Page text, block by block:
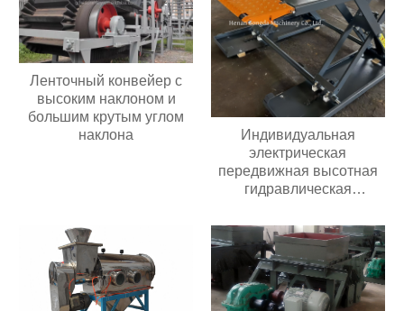
производительностью
Долговечные грохоты для
добычи полезных
Ленточный конвейер с
высоким наклоном и
большим крутым углом
наклона
Индивидуальная
электрическая
передвижная высотная
гидравлическая
платформа весом 500 кг
высотой 6-20 м